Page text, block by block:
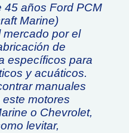
45 años Ford PCM
Marine)
por el
de
específicos para
y acuáticos.
manuales
motores
o Chevrolet,
levitar,